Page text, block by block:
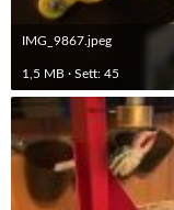
IMG_9867.jpeg
1,5 MB · Sett: 45